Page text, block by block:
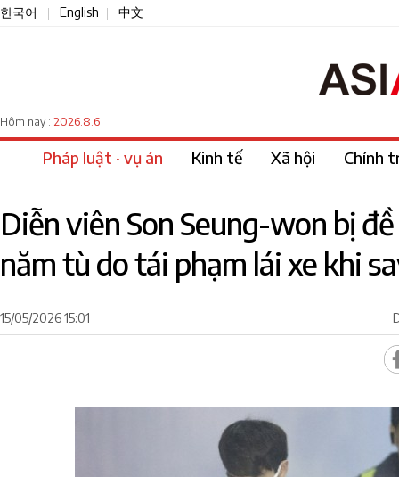
한국어 English 中文
Hôm nay : 2026.8.6
Pháp luật · vụ án Kinh tế Xã hội Chính
Diễn viên Son Seung-won bị
năm tù do tái phạm lái xe khi
15/05/2026 15:01